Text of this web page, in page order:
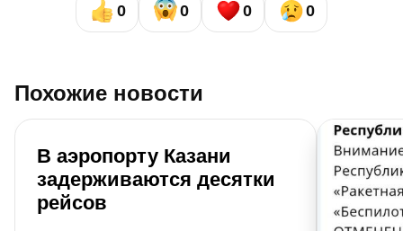
0 0 0 0
Похожие новости
В аэропорту Казани
задерживаются десятки
рейсов